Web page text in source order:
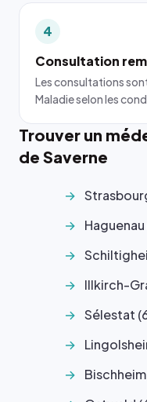
4
Consultation
Les consultations
Maladie selon les
Trouver un
de Saverne
Illkirch-
Sélestat